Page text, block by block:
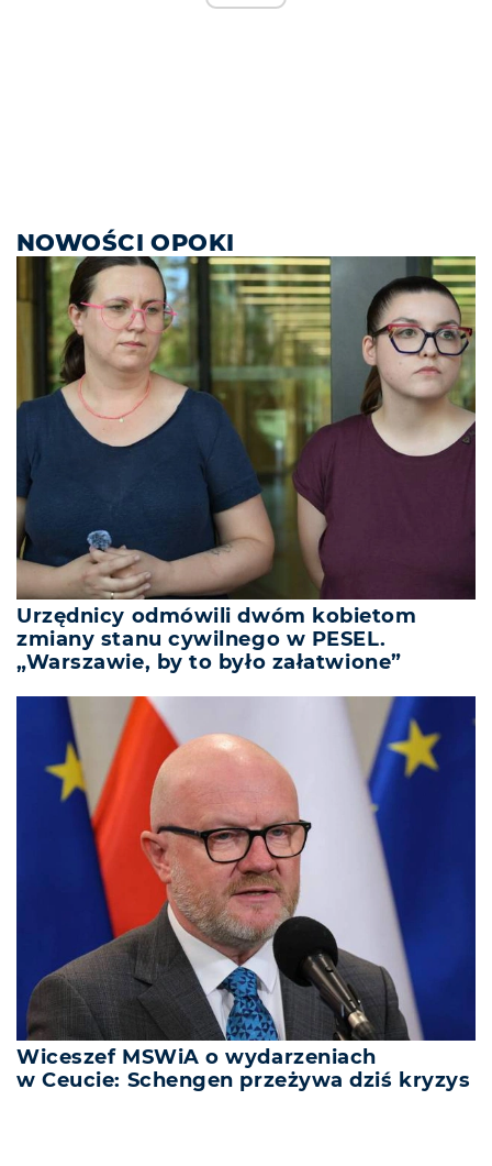
NOWOŚCI OPOKI
Urzędnicy odmówili dwóm kobietom
zmiany stanu cywilnego w PESEL.
„Warszawie, by to było załatwione”
Wiceszef MSWiA o wydarzeniach
w Ceucie: Schengen przeżywa dziś kryzys